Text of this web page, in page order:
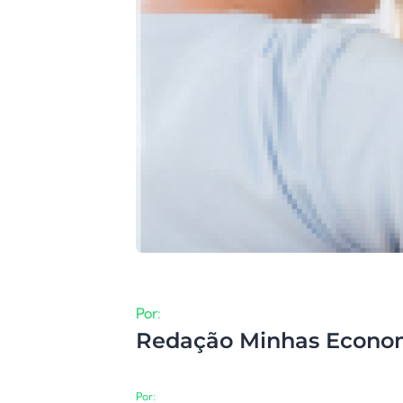
Por:
Redação Minhas
Por: